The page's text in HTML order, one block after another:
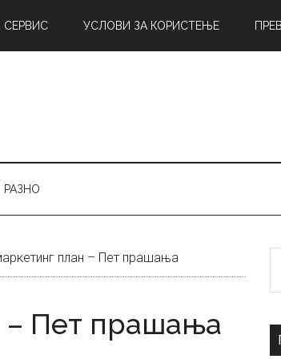
СЕРВИС УСЛОВИ ЗА КОРИСТЕЊЕ
РАЗНО
план – Пет прашања
– Пет прашања